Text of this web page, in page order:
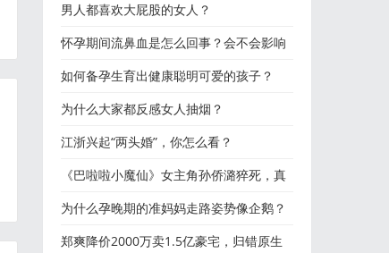
受孕时机？
男人都喜欢大屁股的女人？
怀孕期间流鼻血是怎么回事？会不会影响
胎儿？
如何备孕生育出健康聪明可爱的孩子？
为什么大家都反感女人抽烟？
江浙兴起“两头婚”，你怎么看？
《巴啦啦小魔仙》女主角孙侨潞猝死，真
实死因曝光
为什么孕晚期的准妈妈走路姿势像企鹅？
郑爽降价2000万卖1.5亿豪宅，归错原生